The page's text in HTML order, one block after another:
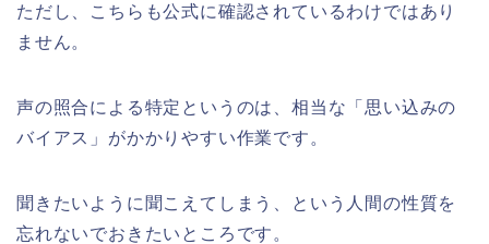
ただし、こちらも公式に確認されているわけではあり
ません。
声の照合による特定というのは、相当な「思い込みの
バイアス」がかかりやすい作業です。
聞きたいように聞こえてしまう、という人間の性質を
忘れないでおきたいところです。